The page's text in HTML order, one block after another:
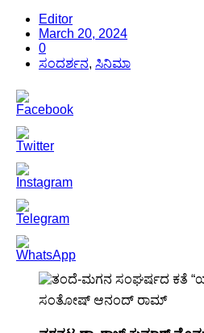
Editor
March 20, 2024
0
ಸಂದರ್ಶನ, ಸಿನಿಮಾ